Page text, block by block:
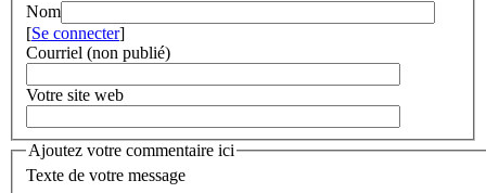
Nom
[Se connecter]
Courriel (non publié)
Votre site web
Ajoutez votre commentaire ici
Texte de votre message